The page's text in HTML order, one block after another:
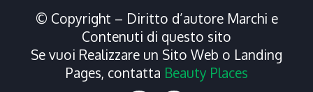
© Copyright – Diritto d’autore Marchi e
Contenuti di questo sito
Se vuoi Realizzare un Sito Web o Landing
Pages, contatta Beauty Places